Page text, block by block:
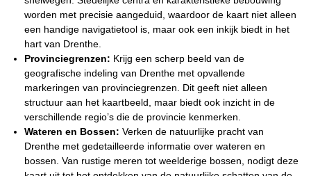
worden met precisie aangeduid, waardoor de kaart niet alleen
een handige navigatietool is, maar ook een inkijk biedt in het
hart van Drenthe.
Provinciegrenzen: Krijg een scherp beeld van de
geografische indeling van Drenthe met opvallende
markeringen van provinciegrenzen. Dit geeft niet alleen
structuur aan het kaartbeeld, maar biedt ook inzicht in de
verschillende regio’s die de provincie kenmerken.
Wateren en Bossen: Verken de natuurlijke pracht van
Drenthe met gedetailleerde informatie over wateren en
bossen. Van rustige meren tot weelderige bossen, nodigt deze